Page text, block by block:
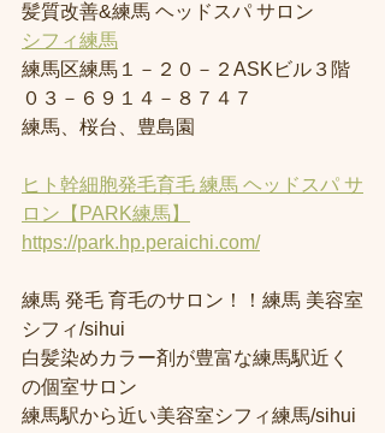
髪質改善&練馬 ヘッドスパ サロン
シフィ練馬
練馬区練馬１－２０－２ASKビル３階
０３－６９１４－８７４７
練馬、桜台、豊島園
ヒト幹細胞発毛育毛 練馬 ヘッドスパ サ
ロン【PARK練馬】
https://park.hp.peraichi.com/
練馬 発毛 育毛のサロン！！練馬 美容室
シフィ/sihui
白髪染めカラー剤が豊富な練馬駅近く
の個室サロン
練馬駅から近い美容室シフィ練馬/sihui